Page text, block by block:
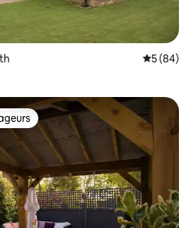
5 (84)
les plus appréciés